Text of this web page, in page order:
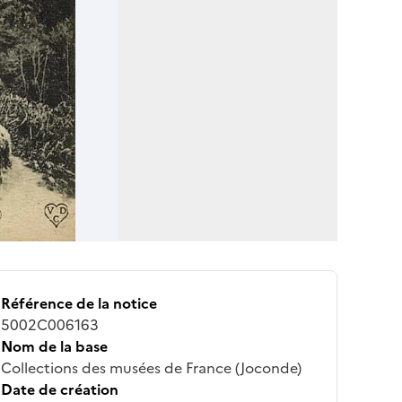
Référence de la notice
5002C006163
Nom de la base
Collections des musées de France (Joconde)
Date de création